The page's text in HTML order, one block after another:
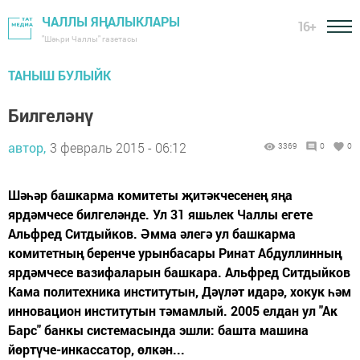
ЧАЛЛЫ ЯҢАЛЫКЛАРЫ
"Шәһри Чаллы" газетасы
16+
ТАНЫШ БУЛЫЙК
Билгеләнү
автор, 3 февраль 2015 - 06:12 3369 0 0
Шәһәр башкарма комитеты җитәкчесенең яңа
ярдәмчесе билгеләнде. Ул 31 яшьлек Чаллы егете
Альфред Ситдыйков. Әмма әлегә ул башкарма
комитетның беренче урынбасары Ринат Абдуллинның
ярдәмчесе вазифаларын башкара. Альфред Ситдыйков
Кама политехника институтын, Дәүләт идарә, хокук һәм
инновацион институтын тәмамлый. 2005 елдан ул "Ак
Барс" банкы системасында эшли: башта машина
йөртүче-инкассатор, өлкән...